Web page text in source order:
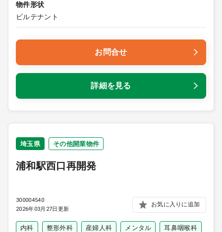
物件形状
ビルテナント
お問合せ
詳細を見る
埼玉県 その他開業物件
浦和駅西口再開発
300004540
2026年03月27日更新
お気に入りに追加
内科 整形外科 産婦人科 メンタル 耳鼻咽喉科